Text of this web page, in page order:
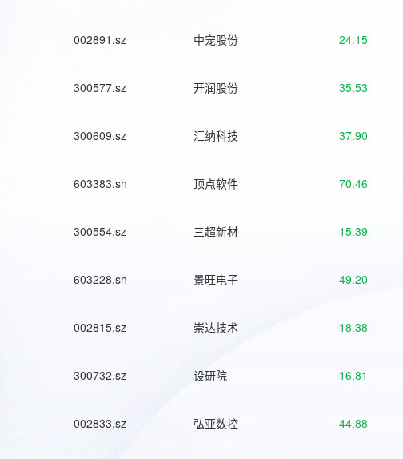
002891.sz 中宠股份 24.15
300577.sz 开润股份 35.53
300609.sz 汇纳科技 37.90
603383.sh 顶点软件 70.46
300554.sz 三超新材 15.39
603228.sh 景旺电子 49.20
002815.sz 崇达技术 18.38
300732.sz 设研院 16.81
002833.sz 弘亚数控 44.88